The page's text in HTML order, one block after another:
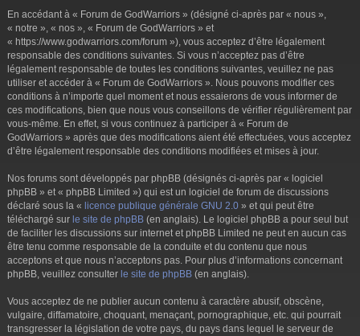
s
En accédant à « Forum de GodWarriors » (désigné ci-après par « nous »,
« notre », « nos », « Forum de GodWarriors » et
« https://www.godwarriors.com/forum »), vous acceptez d’être légalement
responsable des conditions suivantes. Si vous n’acceptez pas d’être
légalement responsable de toutes les conditions suivantes, veuillez ne pas
utiliser et accéder à « Forum de GodWarriors ». Nous pouvons modifier ces
conditions à n’importe quel moment et nous essaierons de vous informer de
ces modifications, bien que nous vous conseillons de vérifier régulièrement par
vous-même. En effet, si vous continuez à participer à « Forum de
GodWarriors » après que des modifications aient été effectuées, vous acceptez
d’être légalement responsable des conditions modifiées et mises à jour.
Nos forums sont développés par phpBB (désignés ci-après par « logiciel
phpBB » et « phpBB Limited ») qui est un logiciel de forum de discussions
déclaré sous la « licence publique générale GNU 2.0 » et qui peut être
téléchargé sur le site de phpBB (en anglais). Le logiciel phpBB a pour seul but
de faciliter les discussions sur internet et phpBB Limited ne peut en aucun cas
être tenu comme responsable de la conduite et du contenu que nous
acceptons et que nous n’acceptons pas. Pour plus d’informations concernant
phpBB, veuillez consulter le site de phpBB (en anglais).
Vous acceptez de ne publier aucun contenu à caractère abusif, obscène,
vulgaire, diffamatoire, choquant, menaçant, pornographique, etc. qui pourrait
transgresser la législation de votre pays, du pays dans lequel le serveur de